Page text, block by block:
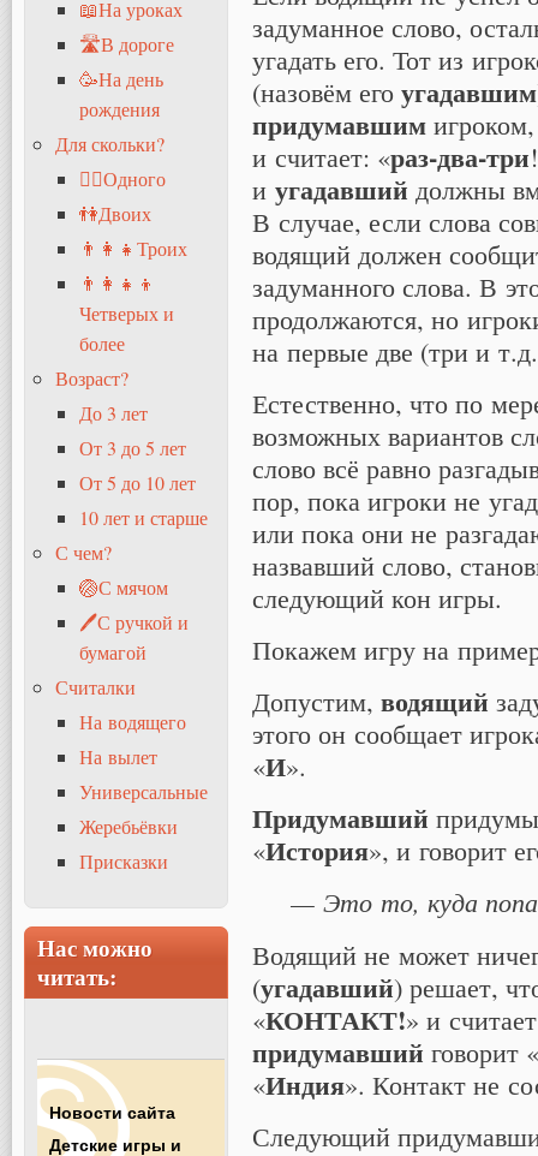
задуманное слово,
угадать его. Тот из
(назовём его угадавшим
придумавшим
и считает: «раз-два-три
и угадавший должны
В случае, если слова
водящий должен
задуманного слова. В
продолжаются, но
на первые две (три и
Естественно, что по
возможных вариантов
слово всё равно
пор, пока игроки не
или пока они не
назвавший слово,
следующий кон игры.
Покажем игру на
Допустим, водящий
этого он сообщает
«И».
Придумавший
«История», и говорит
— Это то, куда
Водящий не может
(угадавший) решает,
«КОНТАКТ!» и
придумавший говорит «
«Индия». Контакт не
Следующий
📖На уроках
🛣В дороге
🥳На день
рождения
Для скольки?
🧍‍♂️Одного
👫Двоих
👨‍👩‍👧Троих
👨‍👩‍👧‍👦
Четверых и
более
Возраст?
До 3 лет
От 3 до 5 лет
От 5 до 10 лет
10 лет и старше
С чем?
🏐С мячом
🖊С ручкой и
бумагой
Считалки
На водящего
На вылет
Универсальные
Жеребьёвки
Присказки
Нас можно
читать:
Новости сайта
Детские игры и